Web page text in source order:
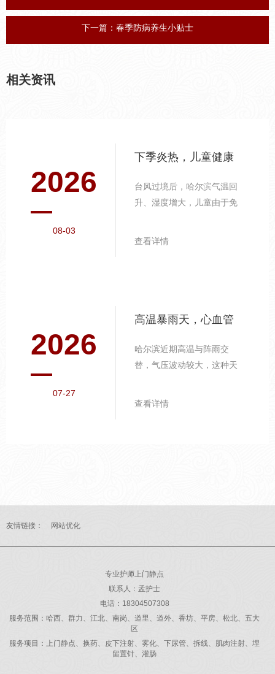
下一篇： 春季防病养生小贴士
相关资讯
2026
08-03
下季炎热，儿童健康
台风过境后，哈尔滨气温回
升、湿度增大，儿童由于免
习惯，尤其在饭前便后、外
水和肥皂，按照"七步洗手
法"揉搓至少2...
查看详情
2026
07-27
高温暴雨天，心血管
哈尔滨近期高温与阵雨交
替，气压波动较大，这种天
担。出汗较多时可适量补充
查看详情
友情链接： 网站优化
专业护师上门静点
联系人：孟护士
电话：18304507308
服务范围：哈西、群力、江北、南岗、道里、道外、香坊、平房、松北、五大
区
服务项目：上门静点、换药、皮下注射、雾化、下尿管、拆线、肌肉注射、埋
留置针、灌肠